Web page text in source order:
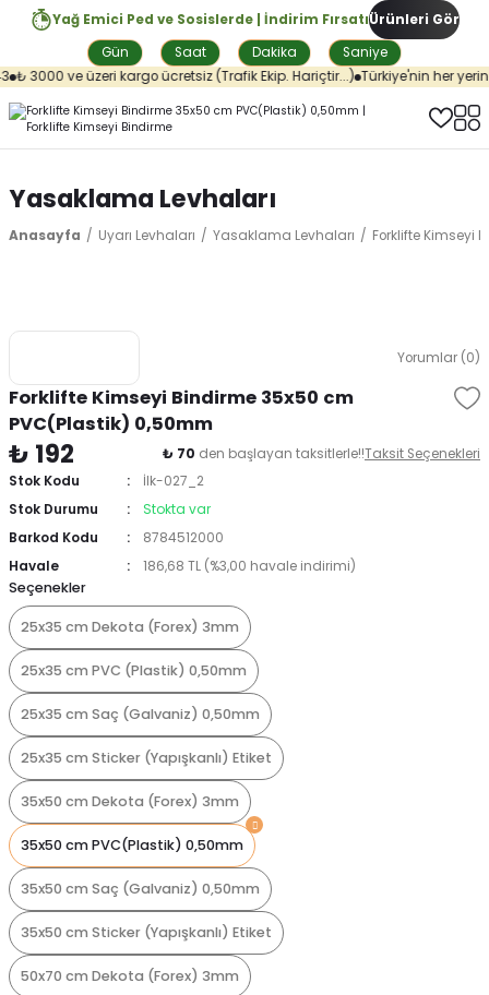
Yağ Emici Ped ve Sosislerde | İndirim Fırsatı
Gün
Saat Dakika Saniye
Ürünleri Gör
₺ 3000 ve üzeri kargo ücretsiz (Trafik Ekip. Hariçtir...) Türkiye'nin her
Yasaklama Levhaları
Anasayfa Uyarı Levhaları Yasaklama Levhaları Forklifte Kimseyi
Yorumlar (0)
Forklifte Kimseyi Bindirme 35x50 cm
PVC(Plastik) 0,50mm
₺ 192 ₺ 70 den başlayan taksitlerle!!Taksit Seçenekleri
Stok Kodu
İlk-027_2
Stok Durumu
Stokta var
Barkod Kodu
8784512000
Havale
186,68 TL (%3,00 havale indirimi)
Seçenekler
25x35 cm Dekota (Forex) 3mm
25x35 cm PVC (Plastik) 0,50mm
25x35 cm Saç (Galvaniz) 0,50mm
25x35 cm Sticker (Yapışkanlı) Etiket
35x50 cm Dekota (Forex) 3mm
35x50 cm PVC(Plastik) 0,50mm
35x50 cm Saç (Galvaniz) 0,50mm
35x50 cm Sticker (Yapışkanlı) Etiket
50x70 cm Dekota (Forex) 3mm